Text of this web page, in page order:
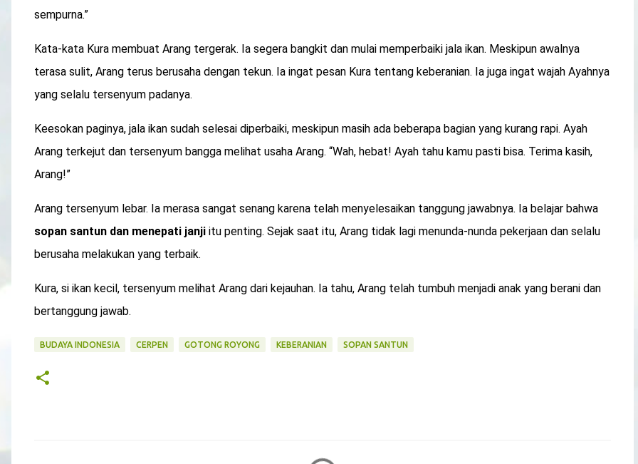
sempurna.”
Kata-kata Kura membuat Arang tergerak. Ia segera bangkit dan mulai memperbaiki jala ikan. Meskipun awalnya
terasa sulit, Arang terus berusaha dengan tekun. Ia ingat pesan Kura tentang keberanian. Ia juga ingat wajah Ayahnya
yang selalu tersenyum padanya.
Keesokan paginya, jala ikan sudah selesai diperbaiki, meskipun masih ada beberapa bagian yang kurang rapi. Ayah
Arang terkejut dan tersenyum bangga melihat usaha Arang. “Wah, hebat! Ayah tahu kamu pasti bisa. Terima kasih,
Arang!”
Arang tersenyum lebar. Ia merasa sangat senang karena telah menyelesaikan tanggung jawabnya. Ia belajar bahwa
sopan santun dan menepati janji itu penting. Sejak saat itu, Arang tidak lagi menunda-nunda pekerjaan dan selalu
berusaha melakukan yang terbaik.
Kura, si ikan kecil, tersenyum melihat Arang dari kejauhan. Ia tahu, Arang telah tumbuh menjadi anak yang berani dan
bertanggung jawab.
BUDAYA INDONESIA CERPEN GOTONG ROYONG KEBERANIAN SOPAN SANTUN